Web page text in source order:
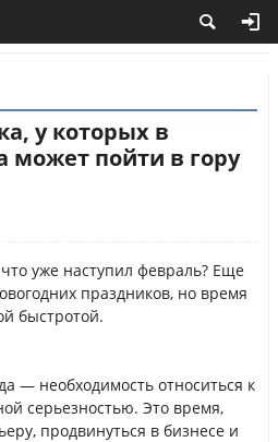
у которых в
может пойти в гору
уже наступил февраль? Еще
праздников, но время
быстротой.
— необходимость относиться к
серьезностью. Это время,
продвинуться в бизнесе и